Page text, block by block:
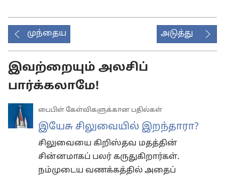
முந்தைய அடுத்து
இவற்றையும் அலசிப்
பார்க்கலாமே!
பைபிள் கேள்விகளுக்கான பதில்கள்
இயேசு சிலுவையில் இறந்தாரா?
சிலுவையை கிறிஸ்தவ மதத்தின்
சின்னமாகப் பலர் கருதுகிறார்கள்.
நம்முடைய வணக்கத்தில் அதைப்